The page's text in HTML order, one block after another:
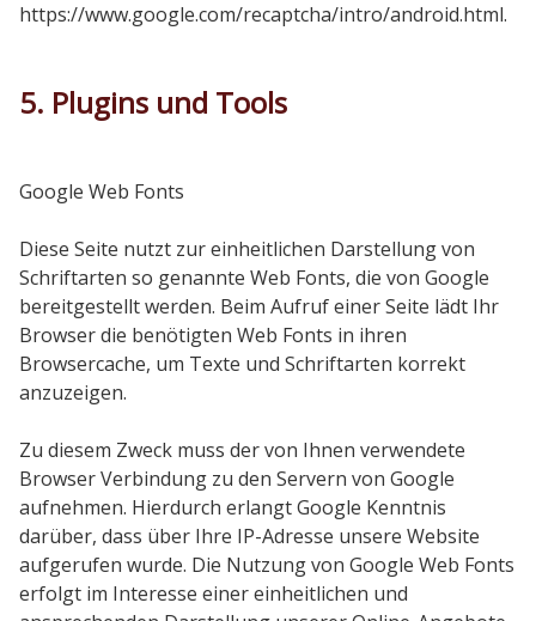
https://www.google.com/recaptcha/intro/android.html.
5. Plugins und Tools
Google Web Fonts
Diese Seite nutzt zur einheitlichen Darstellung von
Schriftarten so genannte Web Fonts, die von Google
bereitgestellt werden. Beim Aufruf einer Seite lädt Ihr
Browser die benötigten Web Fonts in ihren
Browsercache, um Texte und Schriftarten korrekt
anzuzeigen.
Zu diesem Zweck muss der von Ihnen verwendete
Browser Verbindung zu den Servern von Google
aufnehmen. Hierdurch erlangt Google Kenntnis
darüber, dass über Ihre IP-Adresse unsere Website
aufgerufen wurde. Die Nutzung von Google Web Fonts
erfolgt im Interesse einer einheitlichen und